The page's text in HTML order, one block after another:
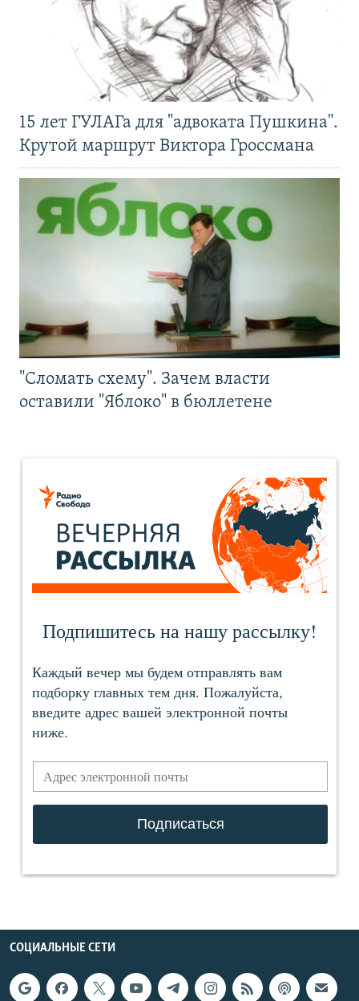
15 лет ГУЛАГа для "адвоката Пушкина".
Крутой маршрут Виктора Гроссмана
"Сломать схему". Зачем власти
оставили "Яблоко" в бюллетене
СОЦИАЛЬНЫЕ СЕТИ